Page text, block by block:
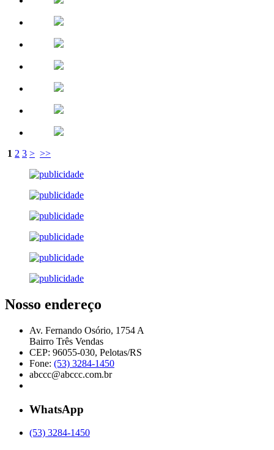
1 2 3 > >>
Nosso endereço
Av. Fernando Osório, 1754 A
Bairro Três Vendas
CEP: 96055-030, Pelotas/RS
Fone: (53) 3284-1450
abccc@abccc.com.br
WhatsApp
(53) 3284-1450